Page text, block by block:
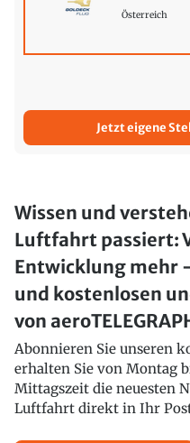
Österreich
Jetzt eigene
Wissen und
Luftfahrt passiert:
Entwicklung mehr
und kostenlosen
von
Abonnieren Sie unseren
erhalten Sie von Montag
Mittagszeit die neuesten
Luftfahrt direkt in Ihr